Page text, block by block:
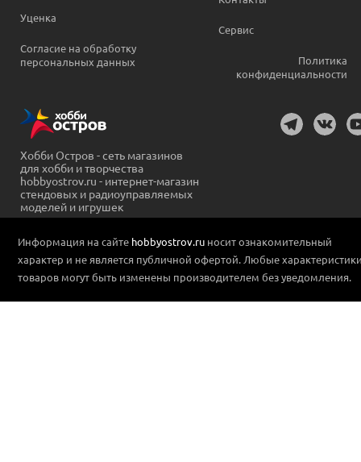
Уценка
Согласие на обработку
персональных данных
Сервис
Политика
конфиденциальности
Хобби Остров - сеть магазинов
для хобби и творчества
hobbyostrov.ru - интернет-магазин
стендовых и радиоуправляемых
моделей и игрушек
Информация на сайте hobbyostrov.ru носит ознакомительный
характер и не является публичной офертой. Любые
товаров могут быть изменены производителем без уведомления.